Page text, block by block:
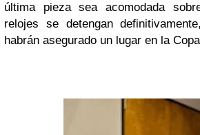
última pieza sea acomodada
relojes se detengan
habrán asegurado un lugar en la